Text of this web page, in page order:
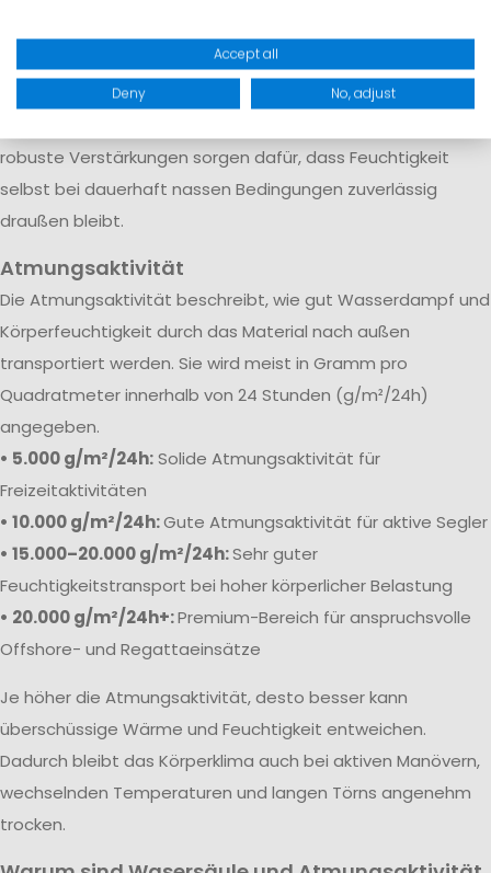
Gerade bei Segelhosen und Salopetten ist neben einer
hohen Wassersäule auch die Verarbeitung entscheidend.
robuste Verstärkungen sorgen dafür, dass Feuchtigkeit
selbst bei dauerhaft nassen Bedingungen zuverlässig
draußen bleibt.
Atmungsaktivität
Die Atmungsaktivität beschreibt, wie gut Wasserdampf und
Körperfeuchtigkeit durch das Material nach außen
transportiert werden. Sie wird meist in Gramm pro
Quadratmeter innerhalb von 24 Stunden (g/m²/24h)
angegeben.
• 5.000 g/m²/24h:Solide Atmungsaktivität für
Freizeitaktivitäten
• 10.000 g/m²/24h:Gute Atmungsaktivität für aktive Segler
• 15.000–20.000 g/m²/24h:Sehr guter
Feuchtigkeitstransport bei hoher körperlicher Belastung
• 20.000 g/m²/24h+:Premium-Bereich für anspruchsvolle
Offshore- und Regattaeinsätze
Je höher die Atmungsaktivität, desto besser kann
überschüssige Wärme und Feuchtigkeit entweichen.
Dadurch bleibt das Körperklima auch bei aktiven Manövern,
wechselnden Temperaturen und langen Törns angenehm
trocken.
Accept all
Deny No, adjust